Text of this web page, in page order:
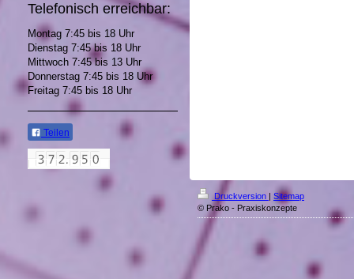
Telefonisch erreichbar:
Montag 7:45 bis 18 Uhr
Dienstag 7:45 bis 18 Uhr
Mittwoch 7:45 bis 13 Uhr
Donnerstag 7:45 bis 18 Uhr
Freitag 7:45 bis 18 Uhr
Teilen
Druckversion | Sitemap
© Prako - Praxiskonzepte